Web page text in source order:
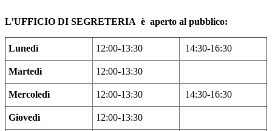
L’UFFICIO DI SEGRETERIA è aperto al pubblico:
Lunedì 12:00-13:30 14:30-16:30
Martedì 12:00-13:30
Mercoledì 12:00-13:30 14:30-16:30
Giovedì 12:00-13:30